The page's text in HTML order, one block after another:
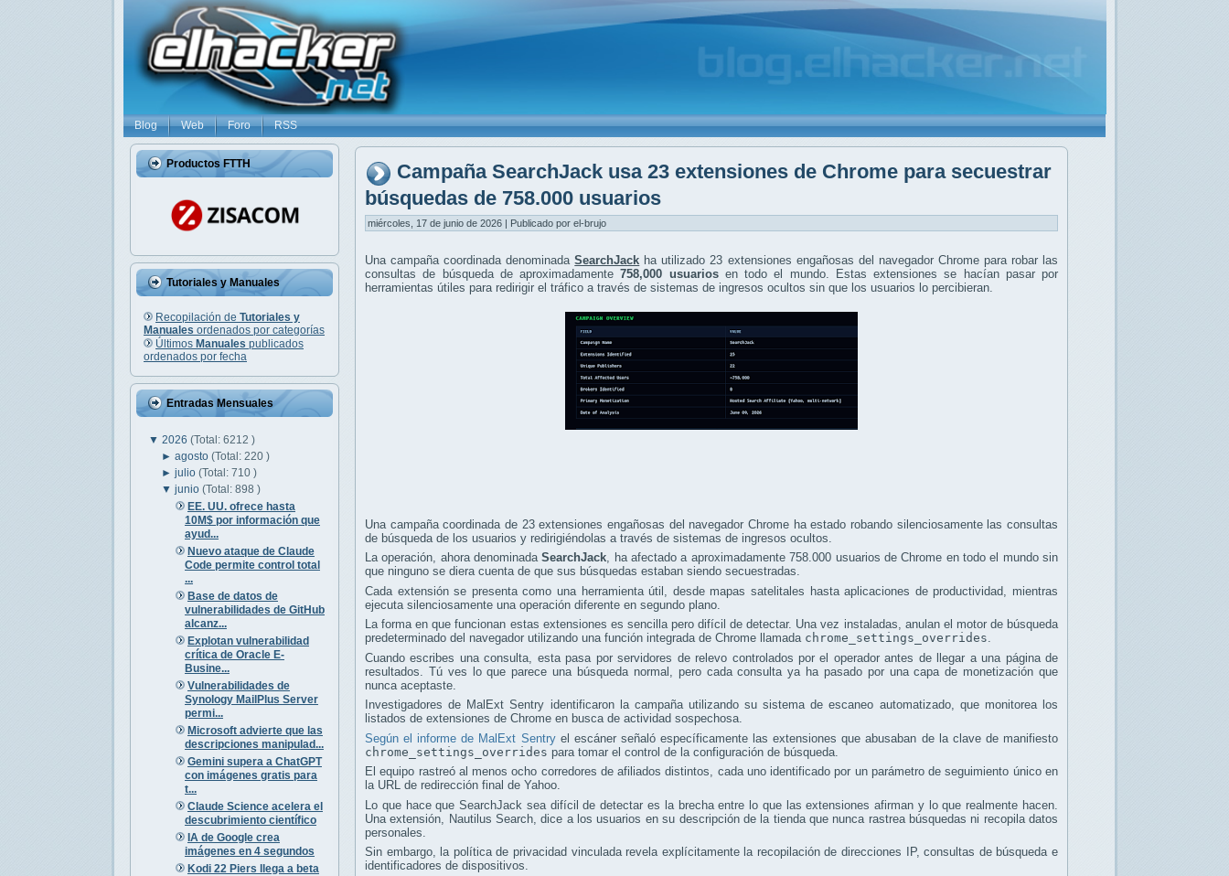
Blog Web Foro RSS
Productos FTTH
Tutoriales y Manuales
Recopilación de Tutoriales y
Manuales ordenados por categorías
Últimos Manuales publicados
ordenados por fecha
Entradas Mensuales
▼ 2026 (Total: 6212 )
►agosto(Total: 220 )
►julio(Total: 710 )
▼junio(Total: 898 )
EE. UU. ofrece hasta
10M$ por información que
ayud...
Nuevo ataque de Claude
Code permite control total
...
Base de datos de
vulnerabilidades de GitHub
alcanz...
Explotan vulnerabilidad
crítica de Oracle E-
Busine...
Vulnerabilidades de
Synology MailPlus Server
permi...
Microsoft advierte que las
descripciones manipulad...
Gemini supera a ChatGPT
con imágenes gratis para
t...
Claude Science acelera el
descubrimiento científico
IA de Google crea
imágenes en 4 segundos
Kodi 22 Piers llega a beta
Campaña SearchJack usa 23 extensiones de Chrome para secuestrar
búsquedas de 758.000 usuarios
miércoles, 17 de junio de 2026 | Publicado por el-brujo
Una campaña coordinada denominadaSearchJack ha utilizado 23 extensiones engañosas del navegador Chrome para robar las
consultas de búsqueda de aproximadamente758,000 usuariosen todo el mundo. Estas extensiones se hacían pasar por
herramientas útiles para redirigir el tráfico a través de sistemas de ingresos ocultos sin que los usuarios lo percibieran.
Una campaña coordinada de 23 extensiones engañosas del navegador Chrome ha estado robando silenciosamente las consultas
de búsqueda de los usuarios y redirigiéndolas a través de sistemas de ingresos ocultos.
La operación, ahora denominadaSearchJack, ha afectado a aproximadamente 758.000 usuarios de Chrome en todo el mundo sin
que ninguno se diera cuenta de que sus búsquedas estaban siendo secuestradas.
Cada extensión se presenta como una herramienta útil, desde mapas satelitales hasta aplicaciones de productividad, mientras
ejecuta silenciosamente una operación diferente en segundo plano.
La forma en que funcionan estas extensiones es sencilla pero difícil de detectar. Una vez instaladas, anulan el motor de búsqueda
predeterminado del navegador utilizando una función integrada de Chrome llamada chrome_settings_overrides.
Cuando escribes una consulta, esta pasa por servidores de relevo controlados por el operador antes de llegar a una página de
resultados. Tú ves lo que parece una búsqueda normal, pero cada consulta ya ha pasado por una capa de monetización que
nunca aceptaste.
Investigadores de MalExt Sentry identificaron la campaña utilizando su sistema de escaneo automatizado, que monitorea los
listados de extensiones de Chrome en busca de actividad sospechosa.
Según el informe de MalExt Sentryel escáner señaló específicamente las extensiones que abusaban de la clave de manifiesto
chrome_settings_overrides para tomar el control de la configuración de búsqueda.
El equipo rastreó al menos ocho corredores de afiliados distintos, cada uno identificado por un parámetro de seguimiento único en
la URL de redirección final de Yahoo.
Lo que hace que SearchJack sea difícil de detectar es la brecha entre lo que las extensiones afirman y lo que realmente hacen.
Una extensión, Nautilus Search, dice a los usuarios en su descripción de la tienda que nunca rastrea búsquedas ni recopila datos
personales.
Sin embargo, la política de privacidad vinculada revela explícitamente la recopilación de direcciones IP, consultas de búsqueda e
identificadores de dispositivos.